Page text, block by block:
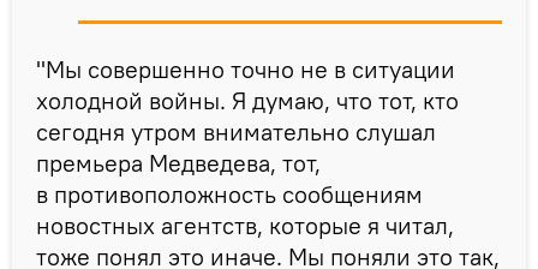
"Мы совершенно точно не в ситуации
холодной войны. Я думаю, что тот, кто
сегодня утром внимательно слушал
премьера Медведева, тот,
в противоположность сообщениям
новостных агентств, которые я читал,
тоже понял это иначе. Мы поняли это так,